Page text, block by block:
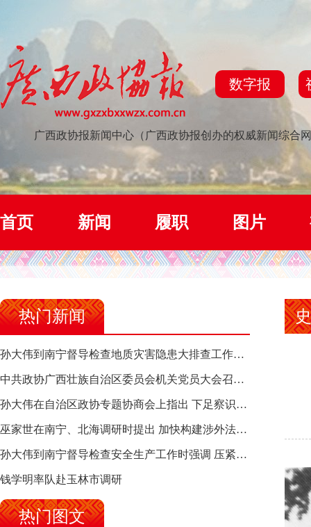
数字报
广西政协报新闻中心（广西政协报创办的权威新闻综合
首页 新闻 履职 图片
热门新闻
孙大伟到南宁督导检查地质灾害隐患大排查工作时强调 筑牢地质灾害安全防线 全力保障人民群众生命财产安全
中共政协广西壮族自治区委员会机关党员大会召开 选举产生新一届机关党委、机关纪委
孙大伟在自治区政协专题协商会上指出 下足察识谋督之功 恪尽服务大局之责 助推有色金属、关键金属产业高质量发展
巫家世在南宁、北海调研时提出 加快构建涉外法律供给集群 护航向海经济高质量发展
孙大伟到南宁督导检查安全生产工作时强调 压紧压实责任 狠抓隐患整治 坚决筑牢安全生产防线
钱学明率队赴玉林市调研
热门图文